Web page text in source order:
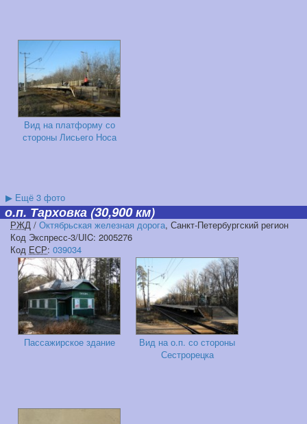
Вид на платформу со
стороны Лисьего Носа
▶ Ещё 3 фото
о.п. Тарховка(30,900 км)
РЖД / Октябрьская железная дорога, Санкт-Петербургский регион
Код Экспресс-3/UIC: 2005276
Код ЕСР: 039034
Пассажирское здание
Вид на о.п. со стороны
Сестрорецка